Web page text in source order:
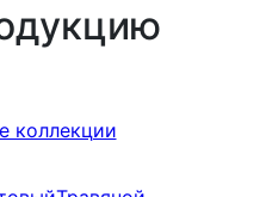
коллекции